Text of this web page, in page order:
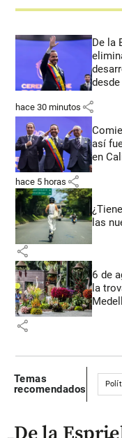
De la
hace 30 minutos share
así
en
hace 5 horas share
las
share
6 de
la
share
Temas
recomendados